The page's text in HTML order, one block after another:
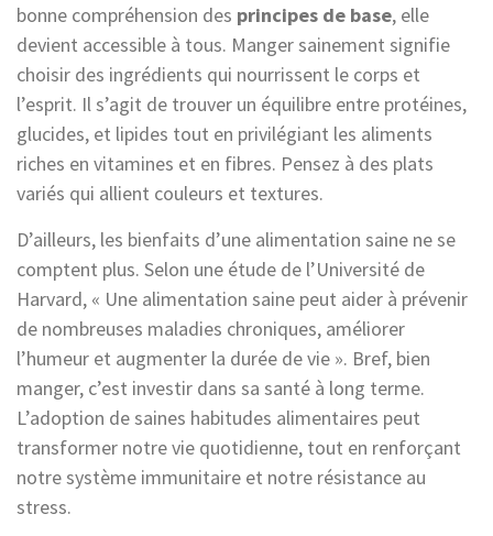
bonne compréhension des principes de base, elle
devient accessible à tous. Manger sainement signifie
choisir des ingrédients qui nourrissent le corps et
l’esprit. Il s’agit de trouver un équilibre entre protéines,
glucides, et lipides tout en privilégiant les aliments
riches en vitamines et en fibres. Pensez à des plats
variés qui allient couleurs et textures.
D’ailleurs, les bienfaits d’une alimentation saine ne se
comptent plus. Selon une étude de l’Université de
Harvard, « Une alimentation saine peut aider à prévenir
de nombreuses maladies chroniques, améliorer
l’humeur et augmenter la durée de vie ». Bref, bien
manger, c’est investir dans sa santé à long terme.
L’adoption de saines habitudes alimentaires peut
transformer notre vie quotidienne, tout en renforçant
notre système immunitaire et notre résistance au
stress.